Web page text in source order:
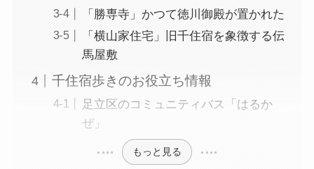
「勝専寺」かつて徳川御殿が置かれた
「横山家住宅」旧千住宿を象徴する伝
馬屋敷
千住宿歩きのお役立ち情報
足立区のコミュニティバス「はるか
ぜ」
もっと見る